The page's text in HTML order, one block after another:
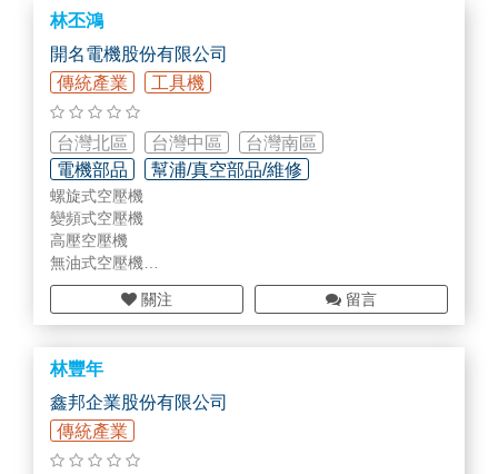
林丕鴻
開名電機股份有限公司
傳統產業
工具機
台灣北區 台灣中區
台灣南區
電機部品
幫浦/真空部品/維修
空壓/液壓部品設備
螺旋式空壓機
變頻式空壓機
高壓空壓機
無油式空壓機
中古空壓機
關注
留言
林豐年
鑫邦企業股份有限公司
傳統產業